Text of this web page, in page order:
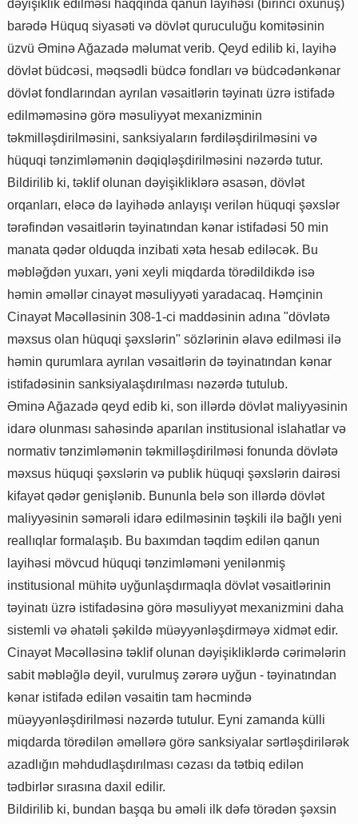
dəyişiklik edilməsi haqqında qanun layihəsi (birinci oxunuş)
barədə Hüquq siyasəti və dövlət quruculuğu komitəsinin
üzvü Əminə Ağazadə məlumat verib. Qeyd edilib ki, layihə
dövlət büdcəsi, məqsədli büdcə fondları və büdcədənkənar
dövlət fondlarından ayrılan vəsaitlərin təyinatı üzrə istifadə
edilməməsinə görə məsuliyyət mexanizminin
təkmilləşdirilməsini, sanksiyaların fərdiləşdirilməsini və
hüquqi tənzimləmənin dəqiqləşdirilməsini nəzərdə tutur.
Bildirilib ki, təklif olunan dəyişikliklərə əsasən, dövlət
orqanları, eləcə də layihədə anlayışı verilən hüquqi şəxslər
tərəfindən vəsaitlərin təyinatından kənar istifadəsi 50 min
manata qədər olduqda inzibati xəta hesab ediləcək. Bu
məbləğdən yuxarı, yəni xeyli miqdarda törədildikdə isə
həmin əməllər cinayət məsuliyyəti yaradacaq. Həmçinin
Cinayət Məcəlləsinin 308-1-ci maddəsinin adına "dövlətə
məxsus olan hüquqi şəxslərin" sözlərinin əlavə edilməsi ilə
həmin qurumlara ayrılan vəsaitlərin də təyinatından kənar
istifadəsinin sanksiyalaşdırılması nəzərdə tutulub.
Əminə Ağazadə qeyd edib ki, son illərdə dövlət maliyyəsinin
idarə olunması sahəsində aparılan institusional islahatlar və
normativ tənzimləmənin təkmilləşdirilməsi fonunda dövlətə
məxsus hüquqi şəxslərin və publik hüquqi şəxslərin dairəsi
kifayət qədər genişlənib. Bununla belə son illərdə dövlət
maliyyəsinin səmərəli idarə edilməsinin təşkili ilə bağlı yeni
reallıqlar formalaşıb. Bu baxımdan təqdim edilən qanun
layihəsi mövcud hüquqi tənzimləməni yenilənmiş
institusional mühitə uyğunlaşdırmaqla dövlət vəsaitlərinin
təyinatı üzrə istifadəsinə görə məsuliyyət mexanizmini daha
sistemli və əhatəli şəkildə müəyyənləşdirməyə xidmət edir.
Cinayət Məcəlləsinə təklif olunan dəyişikliklərdə cərimələrin
sabit məbləğlə deyil, vurulmuş zərərə uyğun - təyinatından
kənar istifadə edilən vəsaitin tam həcmində
müəyyənləşdirilməsi nəzərdə tutulur. Eyni zamanda külli
miqdarda törədilən əməllərə görə sanksiyalar sərtləşdirilərək
azadlığın məhdudlaşdırılması cəzası da tətbiq edilən
tədbirlər sırasına daxil edilir.
Bildirilib ki, bundan başqa bu əməli ilk dəfə törədən şəxsin